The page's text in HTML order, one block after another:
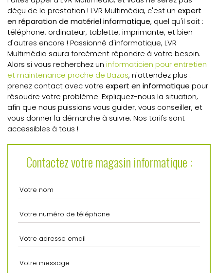
déçu de la prestation ! LVR Multimédia, c'est un expert
en réparation de matériel informatique, quel qu'il soit :
téléphone, ordinateur, tablette, imprimante, et bien
d'autres encore ! Passionné d'informatique, LVR
Multimédia saura forcément répondre à votre besoin.
Alors si vous recherchez un informaticien pour entretien
et maintenance proche de Bazas, n'attendez plus :
prenez contact avec votre expert en informatique pour
résoudre votre problème. Expliquez-nous la situation,
afin que nous puissions vous guider, vous conseiller, et
vous donner la démarche à suivre. Nos tarifs sont
accessibles à tous !
Contactez votre magasin informatique :